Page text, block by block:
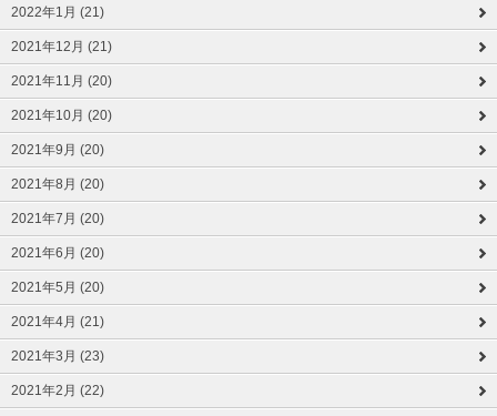
2022年1月 (21)
2021年12月 (21)
2021年11月 (20)
2021年10月 (20)
2021年9月 (20)
2021年8月 (20)
2021年7月 (20)
2021年6月 (20)
2021年5月 (20)
2021年4月 (21)
2021年3月 (23)
2021年2月 (22)